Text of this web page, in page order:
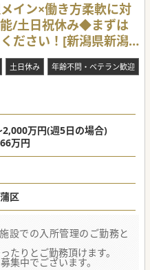
イン×働き方柔軟に対
/土日祝休み◆まずは
ださい！[新潟県新潟
土日休み 年齢不問・ベテラン歓迎
万円(週5日の場合)
万円
蒲区
設での入所管理のご勤務と
たりとご勤務頂けます。
集中でございます。